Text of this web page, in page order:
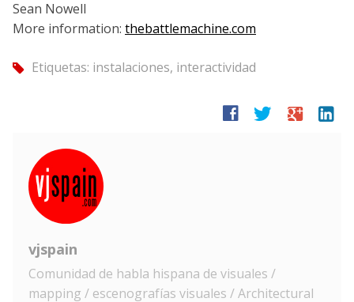
Sean Nowell
More information: thebattlemachine.com
tag Etiquetas: instalaciones, interactividad
facebook twitter google linkedin
vjspain
Comunidad de habla hispana de visuales /
mapping / escenografías visuales / Architectural